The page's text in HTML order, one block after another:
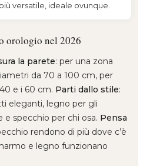
più versatile, ideale ovunque.
orologio nel 2026
la parete: per una zona
da 70 a 100 cm, per
e i 60 cm. Parti dallo stile:
eleganti, legno per gli
e specchio per chi osa. Pensa
rendono di più dove c’è
e legno funzionano